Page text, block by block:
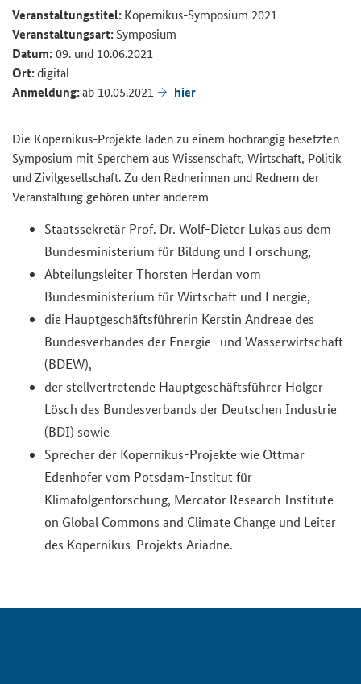
Veranstaltungstitel:Kopernikus-Symposium 2021
Veranstaltungsart:Symposium
Datum:09. und 10.06.2021
Ort:digital
Anmeldung:ab 10.05.2021 hier
Die Kopernikus-Projekte laden zu einem hochrangig besetzten
Symposium mit Sperchern aus Wissenschaft, Wirtschaft, Politik
und Zivilgesellschaft. Zu den Rednerinnen und Rednern der
Veranstaltung gehören unter anderem
Staatssekretär Prof. Dr. Wolf-Dieter Lukas aus dem
Bundesministerium für Bildung und Forschung,
Abteilungsleiter Thorsten Herdan vom
Bundesministerium für Wirtschaft und Energie,
die Hauptgeschäftsführerin Kerstin Andreae des
Bundesverbandes der Energie- und Wasserwirtschaft
(BDEW),
der stellvertretende Hauptgeschäftsführer Holger
Lösch des Bundesverbands der Deutschen Industrie
(BDI) sowie
Sprecher der Kopernikus-Projekte wie Ottmar
Edenhofer vom Potsdam-Institut für
Klimafolgenforschung, Mercator Research Institute
on Global Commons and Climate Change und Leiter
des Kopernikus-Projekts Ariadne.